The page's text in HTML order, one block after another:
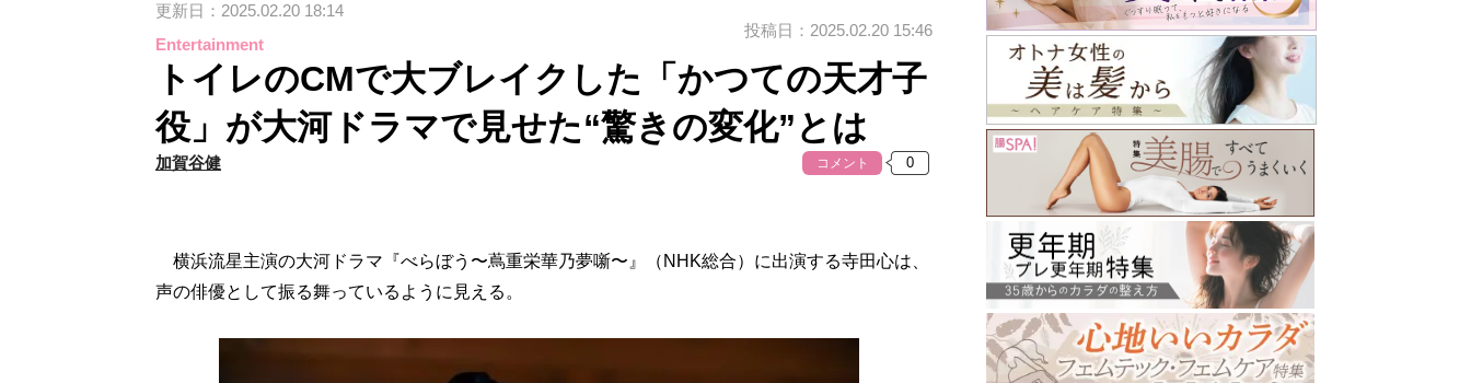
更新日：2025.02.20 18:14
Entertainment
投稿日：2025.02.20 15:46
トイレのCMで大ブレイクした「かつての天才子
役」が大河ドラマで見せた“驚きの変化”とは
加賀谷健 コメント
横浜流星主演の大河ドラマ『べらぼう〜蔦重栄華乃夢噺〜』（NHK総合）に出演する寺田心は、
声の俳優として振る舞っているように見える。